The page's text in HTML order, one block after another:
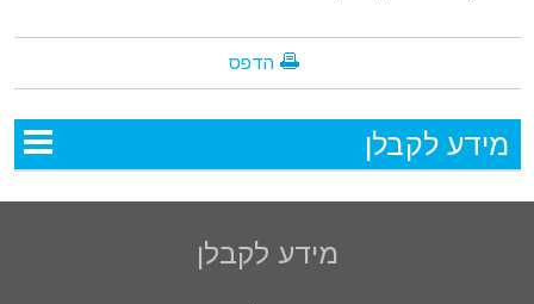
הדפס
מידע לקבלן
מידע לקבלן